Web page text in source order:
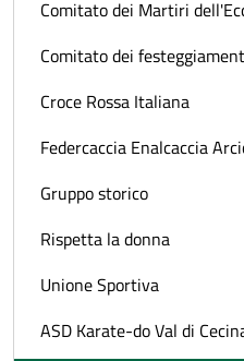
Comitato dei Martiri
Comitato dei
Croce Rossa Italiana
Federcaccia Enalcaccia
Gruppo storico
Rispetta la donna
Unione Sportiva
ASD Karate-do Val di